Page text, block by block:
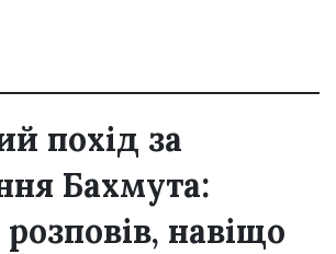
похід за
Бахмута:
навіщо